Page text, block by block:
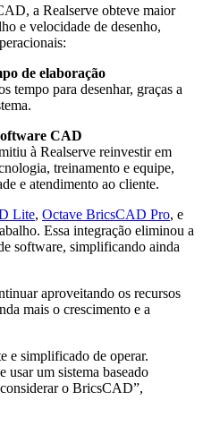
a Realserve obteve maior
e velocidade de desenho,
de elaboração
tempo para desenhar, graças a
CAD
à Realserve reinvestir em
treinamento e equipe,
e atendimento ao cliente.
Lite, Octave BricsCAD Pro, e
Essa integração eliminou a
software, simplificando ainda
aproveitando os recursos
mais o crescimento e a
e simplificado de operar.
usar um sistema baseado
o BricsCAD”,